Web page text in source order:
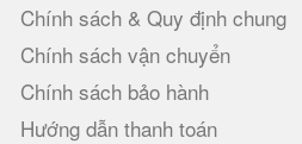
Chính sách & Quy định chung
Chính sách vận chuyển
Chính sách bảo hành
Hướng dẫn thanh toán